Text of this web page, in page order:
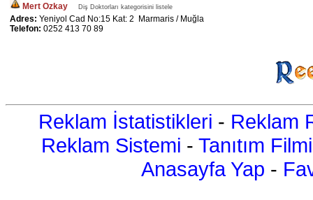
Mert Ozkay Diş Doktorları kategorisini listele
Adres: Yeniyol Cad No:15 Kat: 2 Marmaris / Muğla
Telefon: 0252 413 70 89
Reklam İstatistikleri - Reklam
Reklam Sistemi - Tanıtım Filmi
Anasayfa Yap -